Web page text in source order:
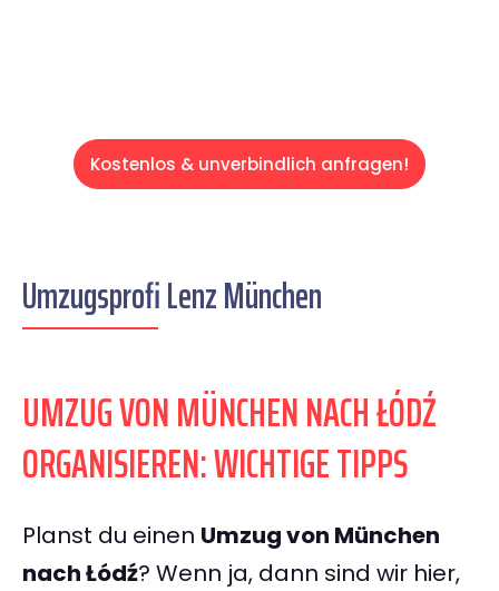
Kostenlos & unverbindlich anfragen!
Umzugsprofi Lenz München
UMZUG VON MÜNCHEN NACH ŁÓDŹ
ORGANISIEREN: WICHTIGE TIPPS
Planst du einen Umzug von München
nach Łódź? Wenn ja, dann sind wir hier,